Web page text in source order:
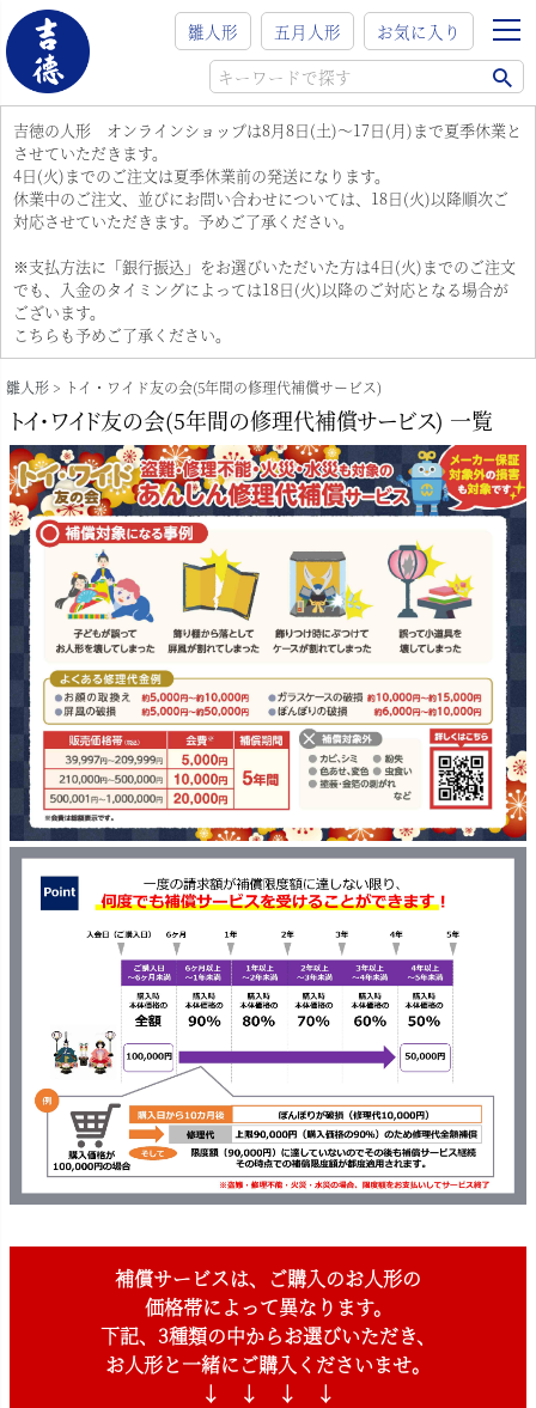
雛人形 五月人形 お気に入り
吉徳の人形 オンラインショップは8月8日(土)～17日(月)まで夏季休業と
させていただきます。
4日(火)までのご注文は夏季休業前の発送になります。
休業中のご注文、並びにお問い合わせについては、18日(火)以降順次ご
対応させていただきます。予めご了承ください。
※支払方法に「銀行振込」をお選びいただいた方は4日(火)までのご注文
でも、入金のタイミングによっては18日(火)以降のご対応となる場合が
ございます。
こちらも予めご了承ください。
雛人形 トイ・ワイド友の会(5年間の修理代補償サービス)
トイ・ワイド友の会(5年間の修理代補償サービス) 一覧
補償サービスは、ご購入のお人形の
価格帯によって異なります。
下記、3種類の中からお選びいただき、
お人形と一緒にご購入くださいませ。
↓ ↓ ↓ ↓